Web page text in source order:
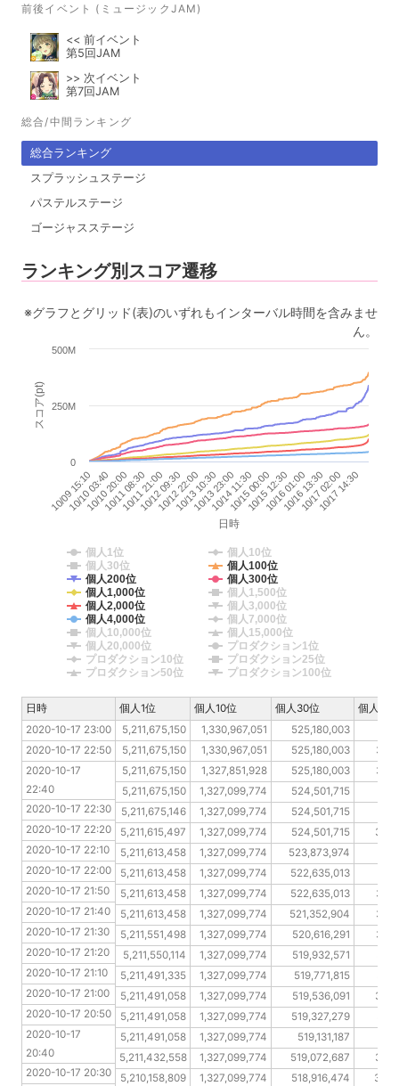
前後イベント (ミュージックJAM)
<< 前イベント
第5回JAM
>> 次イベント
第7回JAM
総合/中間ランキング
総合ランキング
スプラッシュステージ
パステルステージ
ゴージャスステージ
ランキング別スコア遷移
※グラフとグリッド(表)のいずれもインターバル時間を含みませ
ん。
日時
スコア(pt)
10/09 15:10
10/10 03:40
10/10 20:00
10/11 08:30
10/11 21:00
10/12 09:30
10/12 22:00
10/13 10:30
10/13 23:00
10/14 11:30
10/15 00:00
10/15 12:30
10/16 01:00
10/16 13:30
10/17 02:00
10/17 14:30
0
500M
250M
個人1位
個人10位
個人30位
個人100位
個人200位
個人300位
個人1,000位
個人1,500位
個人2,000位
個人3,000位
個人4,000位
個人7,000位
個人10,000位
個人15,000位
個人20,000位
プロダクション1位
プロダクション10位
プロダクション25位
プロダクション50位
プロダクション100位
2020-10-17 23:00 5,211,675,150 1,330,967,051 525,180,003
2020-10-17 22:50
5,211,675,150 1,330,967,051 525,180,003
2020-10-17 22:40
5,211,675,150 1,327,851,928 525,180,003
2020-10-17 22:30
5,211,675,150 1,327,099,774 524,501,715
2020-10-17 22:20
5,211,675,146 1,327,099,774 524,501,715
2020-10-17 22:10
5,211,615,497 1,327,099,774 524,501,715
2020-10-17 22:00
5,211,613,458 1,327,099,774 523,873,974
2020-10-17 21:50
5,211,613,458 1,327,099,774 522,635,013
2020-10-17 21:40
5,211,613,458 1,327,099,774 522,635,013
2020-10-17 21:30
5,211,613,458 1,327,099,774 521,352,904
2020-10-17 21:20
5,211,551,498 1,327,099,774 520,616,291
2020-10-17 21:10
5,211,550,114 1,327,099,774 519,932,571
2020-10-17 21:00
5,211,491,335 1,327,099,774 519,771,815
2020-10-17 20:50
5,211,491,058 1,327,099,774 519,536,091
2020-10-17 20:40
5,211,491,058 1,327,099,774 519,327,279
2020-10-17 20:30
5,211,491,058 1,327,099,774 519,131,187
2020-10-17 20:20
5,211,432,558 1,327,099,774 519,072,687
2020-10-17 20:10
5,210,158,809 1,327,099,774 518,916,474
日時 個人1位 個人10位 個人30位
個人100
2020-10-17 23:00
2020-10-17 22:50
2020-10-17
22:40
2020-10-17 22:30
2020-10-17 22:20
2020-10-17 22:10
2020-10-17 22:00
2020-10-17 21:50
2020-10-17 21:40
2020-10-17 21:30
2020-10-17 21:20
2020-10-17 21:10
2020-10-17 21:00
2020-10-17 20:50
2020-10-17
20:40
2020-10-17 20:30
日時